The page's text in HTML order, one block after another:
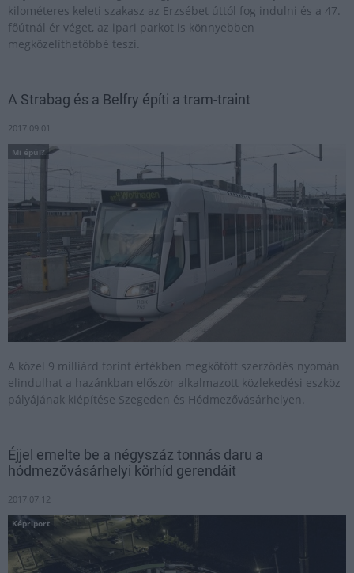
kilométeres keleti szakasz az Erzsébet úttól fog indulni és a 47.
főútnál ér véget, az ipari parkot is könnyebben
megközelíthetőbbé teszi.
A Strabag és a Belfry építi a tram-traint
2017.09.01
Mi épül?
A közel 9 milliárd forint értékben megkötött szerződés nyomán
elindulhat a hazánkban először alkalmazott közlekedési eszköz
pályájának kiépítése Szegeden és Hódmezővásárhelyen.
Éjjel emelte be a négyszáz tonnás daru a
hódmezővásárhelyi körhíd gerendáit
2017.07.12
Képriport